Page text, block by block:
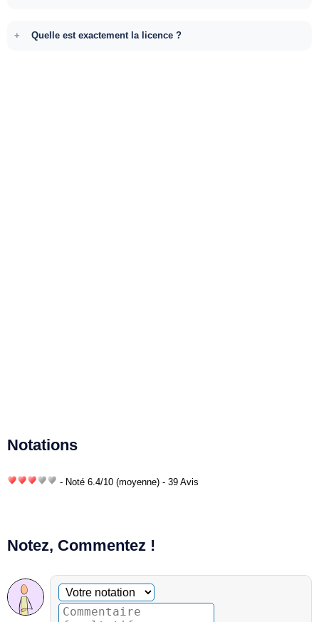
Quelle est exactement la licence ?
Notations
- Noté 6.4/10 (moyenne) - 39 Avis
Notez, Commentez !
Commentaire facultatif
Votre notation